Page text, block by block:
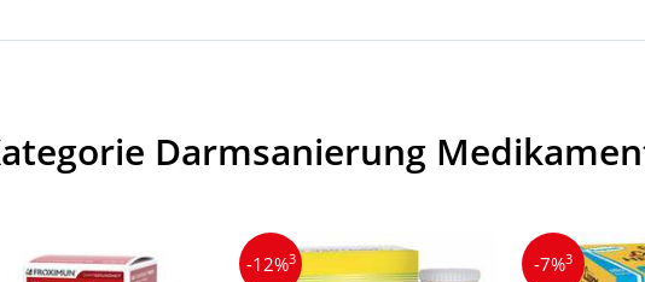
Darmsanierung
-12%3 -7%3